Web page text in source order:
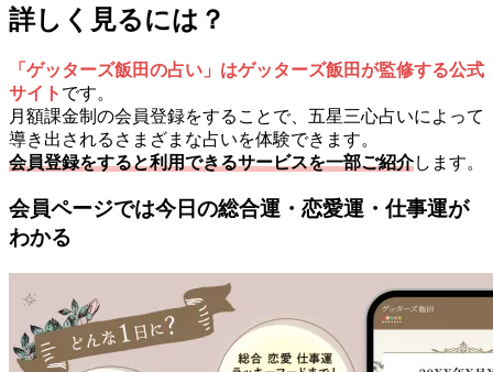
詳しく見るには？
「ゲッターズ飯田の占い」はゲッターズ飯田が監修する公式
サイト です。
月額課金制の会員登録をすることで、五星三心占いによって
導き出されるさまざまな占いを体験できます。
会員登録をすると利用できるサービスを一部ご紹介します。
会員ページでは今日の総合運・恋愛運・仕事運が
わかる